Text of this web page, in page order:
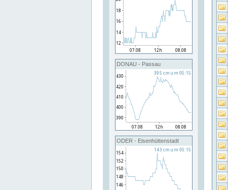
DONAU - Passau
ODER - Eisenhüttenstadt